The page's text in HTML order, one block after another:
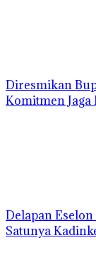
Diresmikan
Komitmen
Delapan
Satunya